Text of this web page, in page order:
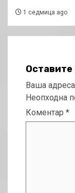
1 седмица ago
Оставите
Ваша
Неопходна
Коментар *